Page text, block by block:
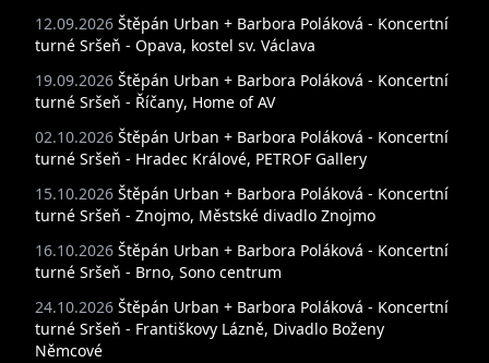
12.09.2026 Štěpán Urban + Barbora Poláková - Koncertní
turné Sršeň - Opava, kostel sv. Václava
19.09.2026 Štěpán Urban + Barbora Poláková - Koncertní
turné Sršeň - Říčany, Home of AV
02.10.2026 Štěpán Urban + Barbora Poláková - Koncertní
turné Sršeň - Hradec Králové, PETROF Gallery
15.10.2026 Štěpán Urban + Barbora Poláková - Koncertní
turné Sršeň - Znojmo, Městské divadlo Znojmo
16.10.2026 Štěpán Urban + Barbora Poláková - Koncertní
turné Sršeň - Brno, Sono centrum
24.10.2026 Štěpán Urban + Barbora Poláková - Koncertní
turné Sršeň - Františkovy Lázně, Divadlo Boženy
Němcové